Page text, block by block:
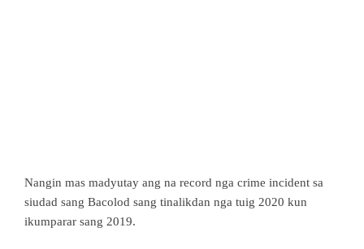
Nangin mas madyutay ang na record nga crime incident sa
siudad sang Bacolod sang tinalikdan nga tuig 2020 kun
ikumparar sang 2019.